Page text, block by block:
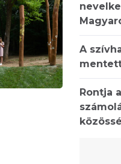
A
Rontja